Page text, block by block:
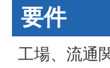
要件
工場、流通